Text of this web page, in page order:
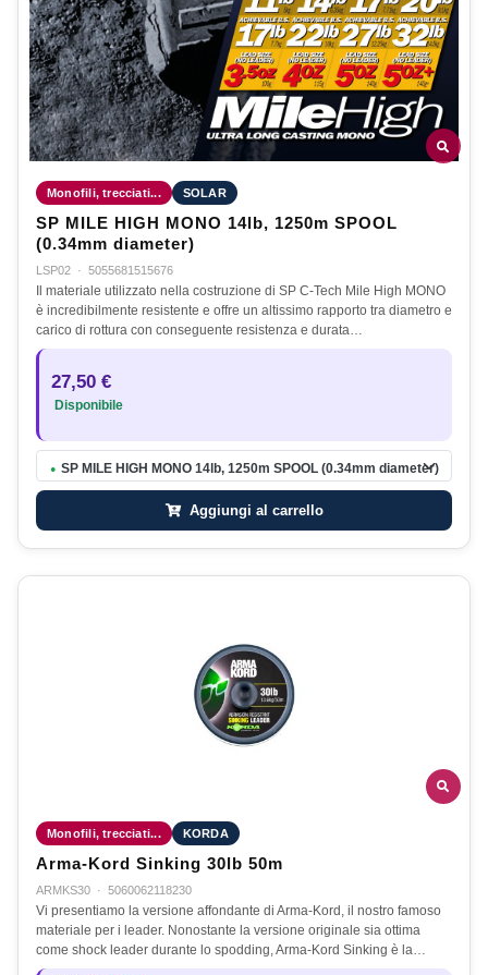
Monofili, trecciati... SOLAR
SP MILE HIGH MONO 14lb, 1250m SPOOL
(0.34mm diameter)
LSP02 · 5055681515676
Il materiale utilizzato nella costruzione di SP C-Tech Mile High MONO
è incredibilmente resistente e offre un altissimo rapporto tra diametro e
carico di rottura con conseguente resistenza e durata…
27,50 €
Disponibile
● SP MILE HIGH MONO 14lb, 1250m SPOOL (0.34mm diameter)
Aggiungi al carrello
Monofili, trecciati... KORDA
Arma-Kord Sinking 30lb 50m
ARMKS30 · 5060062118230
Vi presentiamo la versione affondante di Arma-Kord, il nostro famoso
materiale per i leader. Nonostante la versione originale sia ottima
come shock leader durante lo spodding, Arma-Kord Sinking è la…